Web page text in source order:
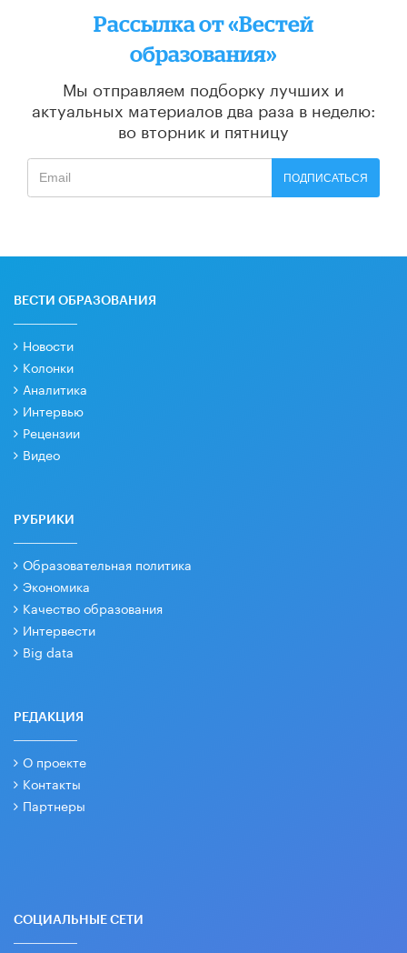
Рассылка от «Вестей
образования»
Мы отправляем подборку лучших и
актуальных материалов два раза в неделю:
во вторник и пятницу
ПОДПИСАТЬСЯ
ВЕСТИ ОБРАЗОВАНИЯ
Новости
Колонки
Аналитика
Интервью
Рецензии
Видео
РУБРИКИ
Образовательная политика
Экономика
Качество образования
Интервести
Big data
РЕДАКЦИЯ
О проекте
Контакты
Партнеры
СОЦИАЛЬНЫЕ СЕТИ